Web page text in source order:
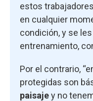
estos
en cualquier
condición, y se
entrenamiento,
Por el contrario,
protegidas son
paisajey no